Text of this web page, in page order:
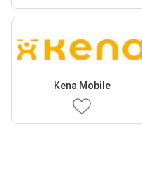
Kena Mobile